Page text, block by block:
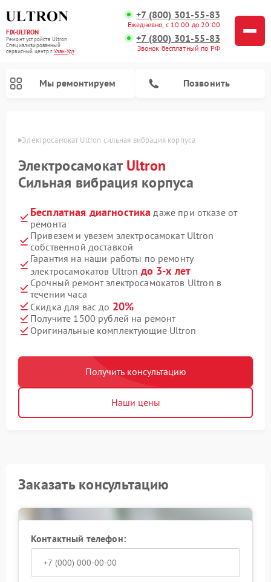
FIX-ULTRON
Ремонт устройств Ultron
Специализированный
cервисный центр г.Улан-Удэ
+7 (800) 301-55-83
Ежедневно, с 10:00 до 20:00
+7 (800) 301-55-83
Звонок бесплатный по РФ
Мы ремонтируем Позвонить
Удэ Электросамокат Ultron сильная вибрация корпуса
Электросамокат Ultron
Сильная вибрация корпуса
Бесплатная диагностика даже при отказе от
ремонта
Привезем и увезем электросамокат Ultron
собственной доставкой
Гарантия на наши работы по ремонту
электросамокатов Ultron до 3-х лет
Срочный ремонт электросамокатов Ultron в
течении часа
Скидка для вас до 20%
Получите 1500 рублей на ремонт
Оригинальные комплектующие Ultron
Получить консультацию
Наши цены
Заказать консультацию
Контактный телефон: